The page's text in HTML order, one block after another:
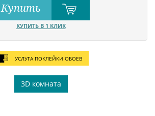
Купить
КУПИТЬ В 1 КЛИК
УСЛУГА ПОКЛЕЙКИ ОБОЕВ
3D комната